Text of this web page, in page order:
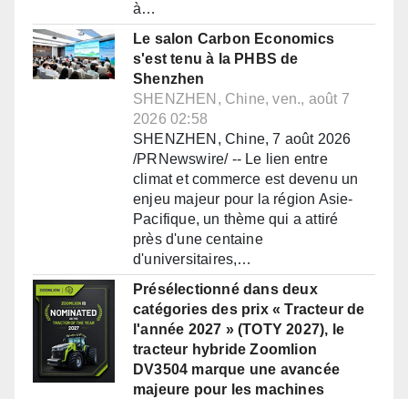
à…
Le salon Carbon Economics
s'est tenu à la PHBS de
Shenzhen
SHENZHEN, Chine, ven., août 7
2026 02:58
SHENZHEN, Chine, 7 août 2026
/PRNewswire/ -- Le lien entre
climat et commerce est devenu un
enjeu majeur pour la région Asie-
Pacifique, un thème qui a attiré
près d'une centaine
d'universitaires,…
Présélectionné dans deux
catégories des prix « Tracteur de
l'année 2027 » (TOTY 2027), le
tracteur hybride Zoomlion
DV3504 marque une avancée
majeure pour les machines